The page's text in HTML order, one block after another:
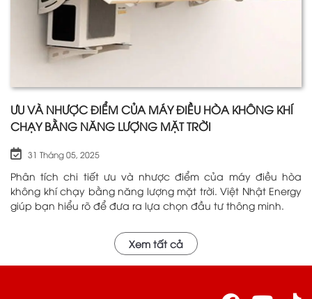
ƯU VÀ NHƯỢC ĐIỂM CỦA MÁY ĐIỀU HÒA KHÔNG KHÍ
CHẠY BẰNG NĂNG LƯỢNG MẶT TRỜI
31 Tháng 05, 2025
Phân tích chi tiết ưu và nhược điểm của máy điều hòa
không khí chạy bằng năng lượng mặt trời. Việt Nhật Energy
giúp bạn hiểu rõ để đưa ra lựa chọn đầu tư thông minh.
Xem tất cả